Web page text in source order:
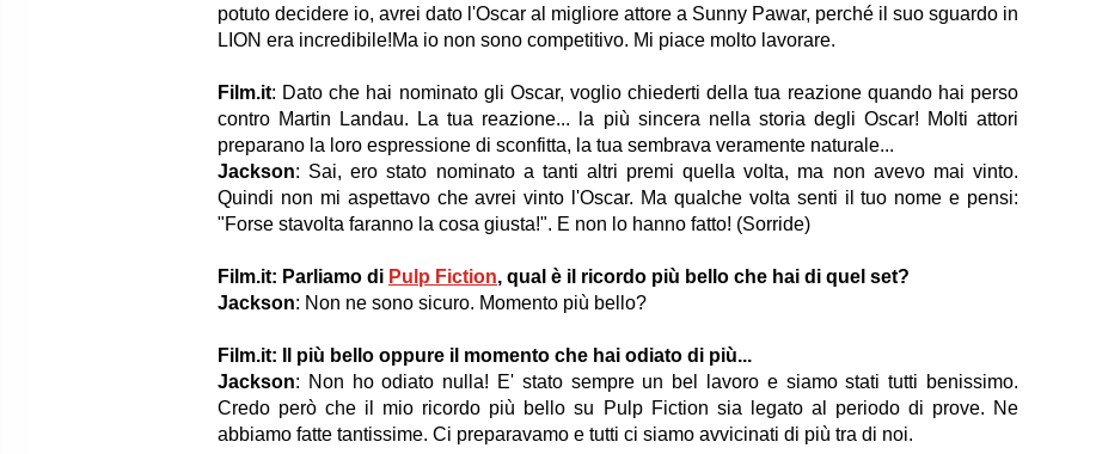
potuto decidere io, avrei dato l'Oscar al migliore attore a Sunny Pawar, perché il suo sguardo in
LION era incredibile!Ma io non sono competitivo. Mi piace molto lavorare.
Film.it: Dato che hai nominato gli Oscar, voglio chiederti della tua reazione quando hai perso
contro Martin Landau. La tua reazione... la più sincera nella storia degli Oscar! Molti attori
preparano la loro espressione di sconfitta, la tua sembrava veramente naturale...
Jackson: Sai, ero stato nominato a tanti altri premi quella volta, ma non avevo mai vinto.
Quindi non mi aspettavo che avrei vinto l'Oscar. Ma qualche volta senti il tuo nome e pensi:
"Forse stavolta faranno la cosa giusta!". E non lo hanno fatto! (Sorride)
Film.it: Parliamo di Pulp Fiction, qual è il ricordo più bello che hai di quel set?
Jackson: Non ne sono sicuro. Momento più bello?
Film.it: Il più bello oppure il momento che hai odiato di più...
Jackson: Non ho odiato nulla! E' stato sempre un bel lavoro e siamo stati tutti benissimo.
Credo però che il mio ricordo più bello su Pulp Fiction sia legato al periodo di prove. Ne
abbiamo fatte tantissime. Ci preparavamo e tutti ci siamo avvicinati di più tra di noi.